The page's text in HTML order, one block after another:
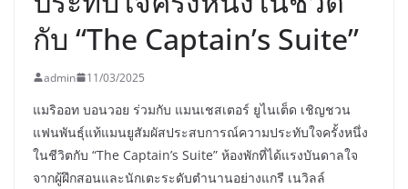
กับ “The Captain’s Suite”
admin 11/03/2025
แมริออท บอนวอย ร่วมกับ แมนเชสเตอร์ ยูไนเต็ด เชิญชวน
แฟนพันธุ์แท้แมนยูสัมผัสประสบการณ์ความประทับใจครั้งหนึ่ง
ในชีวิตกับ “The Captain’s Suite” ห้องพักที่ได้แรงบันดาลใจ
จากผู้ฝึกสอนและนักเตะระดับตำนานอย่างแกรี เนวิลล์